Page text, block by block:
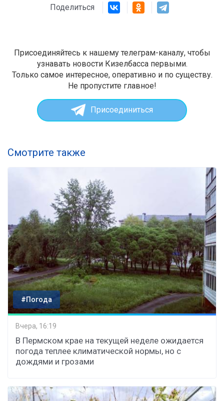
Поделиться
Присоединяйтесь к нашему телеграм-каналу, чтобы
узнавать новости Кизелбасса первыми.
Только самое интересное, оперативно и по существу.
Не пропустите главное!
Присоединиться
Смотрите также
#Погода
Вчера, 16:19
В Пермском крае на текущей неделе ожидается
погода теплее климатической нормы, но с
дождями и грозами